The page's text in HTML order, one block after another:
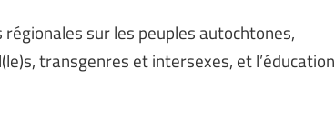
régionales sur les peuples autochtones,
transgenres et intersexes, et l’éducation